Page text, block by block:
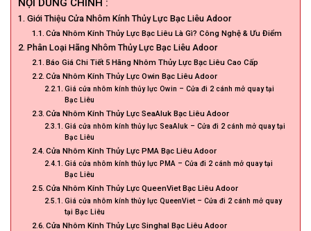
NỘI DUNG CHÍNH :
Giới Thiệu Cửa Nhôm Kính Thủy Lực Bạc Liêu Adoor
Cửa Nhôm Kính Thủy Lực Bạc Liêu Là Gì? Công Nghệ & Ưu Điểm
Phân Loại Hãng Nhôm Thủy Lực Bạc Liêu Adoor
Báo Giá Chi Tiết 5 Hãng Nhôm Thủy Lực Bạc Liêu Cao Cấp
Cửa Nhôm Kính Thủy Lực Owin Bạc Liêu Adoor
Giá cửa nhôm kính thủy lực Owin – Cửa đi 2 cánh mở quay tại
Bạc Liêu
Cửa Nhôm Kính Thủy Lực SeaAluk Bạc Liêu Adoor
Giá cửa nhôm kính thủy lực SeaAluk – Cửa đi 2 cánh mở quay tại
Bạc Liêu
Cửa Nhôm Kính Thủy Lực PMA Bạc Liêu Adoor
Giá cửa nhôm kính thủy lực PMA – Cửa đi 2 cánh mở quay tại
Bạc Liêu
Cửa Nhôm Kính Thủy Lực QueenViet Bạc Liêu Adoor
Giá cửa nhôm kính thủy lực QueenViet – Cửa đi 2 cánh mở quay
tại Bạc Liêu
Cửa Nhôm Kính Thủy Lực Singhal Bạc Liêu Adoor